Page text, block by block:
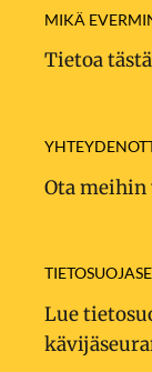
MIKÄ
Tietoa
Ota
Lue